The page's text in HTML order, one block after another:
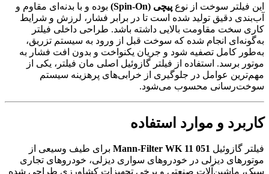
این فیلتر سوخت از نوع پیچی (Spin-On)
بوده و با بدنه‌ای مقاوم و
آب‌بندی دقیق تولید شده است تا در برابر فشار، لرزش و شرایط
کاری سخت مقاومت بالایی داشته باشد. طراحی داخلی فیلتر
به‌گونه‌ای انجام شده که سوخت قبل از ورود به سیستم تزریق،
به‌طور کامل تصفیه شود و جریان یکنواخت و بدون افت فشار به
موتور برسد. استفاده از فیلتر گازوئیل اصلی مان فیلتر، یکی از
مهم‌ترین عوامل در جلوگیری از خرابی‌های پرهزینه سیستم
سوخت‌رسانی محسوب می‌شود.
کاربرد و موارد استفاده
فیلتر گازوئیل Mann-Filter WK 11 051 برای طیف وسیعی از
موتورهای دیزلی در خودروهای سواری دیزلی، خودروهای تجاری
سبک، ماشین‌آلات صنعتی و برخی تجهیزات کشاورزی طراحی شده